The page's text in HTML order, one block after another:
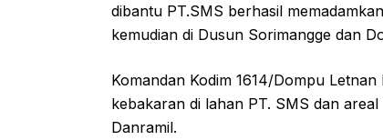
dibantu PT.SMS berhasil
kemudian di Dusun Sorimangge dan
Komandan Kodim 1614/Dompu
kebakaran di lahan PT. SMS dan
Danramil.